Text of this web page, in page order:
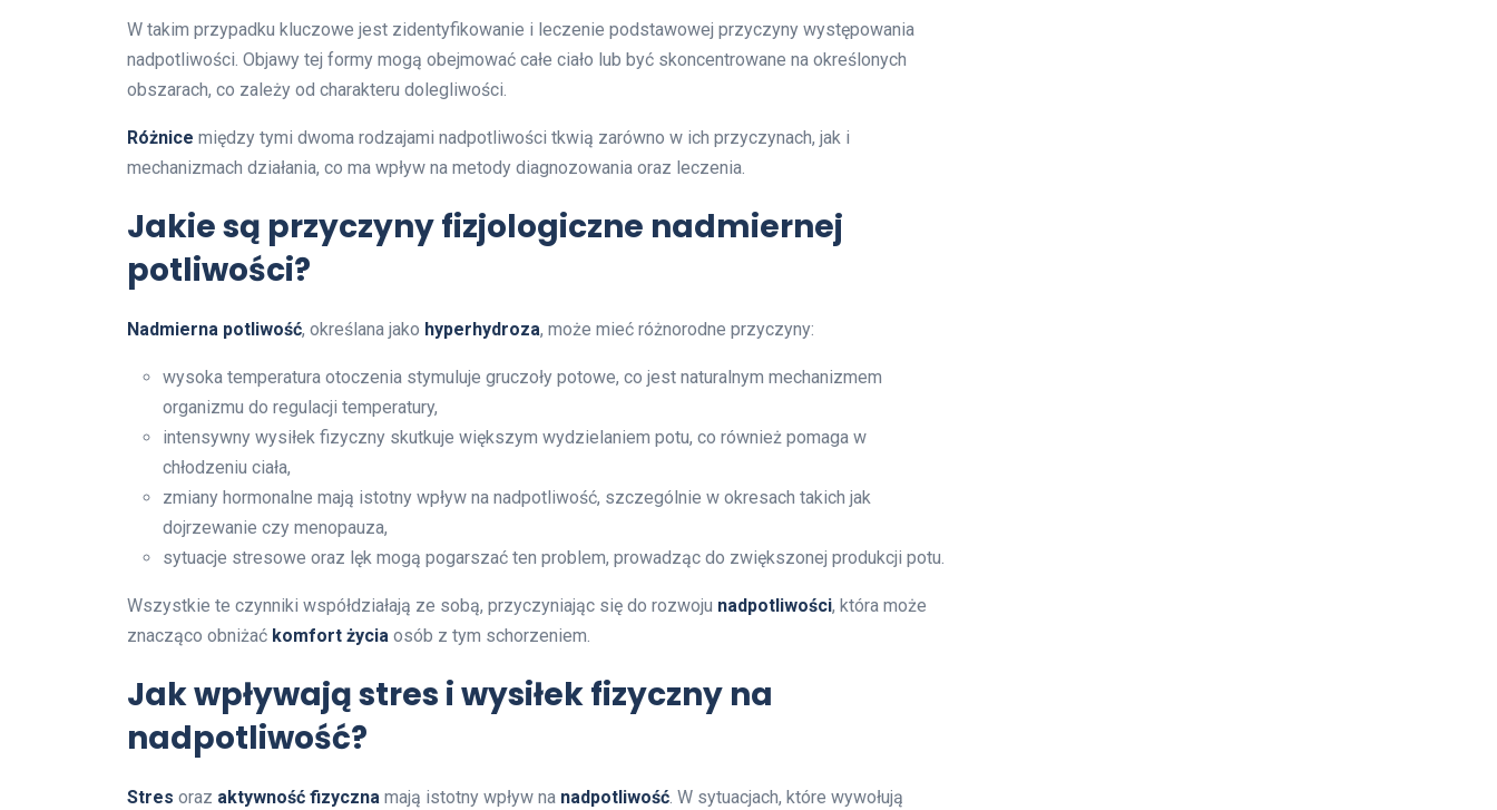
W takim przypadku kluczowe jest zidentyfikowanie i leczenie podstawowej przyczyny występowania
nadpotliwości. Objawy tej formy mogą obejmować całe ciało lub być skoncentrowane na określonych
obszarach, co zależy od charakteru dolegliwości.
Różnice między tymi dwoma rodzajami nadpotliwości tkwią zarówno w ich przyczynach, jak i
mechanizmach działania, co ma wpływ na metody diagnozowania oraz leczenia.
Jakie są przyczyny fizjologiczne nadmiernej
potliwości?
Nadmierna potliwość, określana jako hyperhydroza, może mieć różnorodne przyczyny:
wysoka temperatura otoczenia stymuluje gruczoły potowe, co jest naturalnym mechanizmem
organizmu do regulacji temperatury,
intensywny wysiłek fizyczny skutkuje większym wydzielaniem potu, co również pomaga w
chłodzeniu ciała,
zmiany hormonalne mają istotny wpływ na nadpotliwość, szczególnie w okresach takich jak
dojrzewanie czy menopauza,
sytuacje stresowe oraz lęk mogą pogarszać ten problem, prowadząc do zwiększonej produkcji potu.
Wszystkie te czynniki współdziałają ze sobą, przyczyniając się do rozwoju nadpotliwości, która może
znacząco obniżać komfort życia osób z tym schorzeniem.
Jak wpływają stres i wysiłek fizyczny na
nadpotliwość?
Stres oraz aktywność fizyczna mają istotny wpływ na nadpotliwość. W sytuacjach, które wywołują